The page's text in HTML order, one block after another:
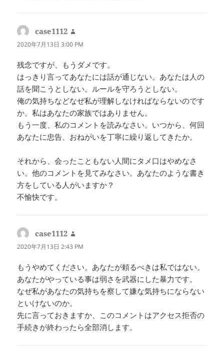
case1112
り:
2020年7月13日 3:00 PM
残念ですが、もうダメです。
はっきり言ってあなたには話が通じない。あなたは人の
話を聞こうとしない。ルールを守ろうとしない。
俺の気持ちなどなぜ私が理解しなければならないのです
か。私はあなたの家族ではありません。
もう一度、私のコメントを読みなさい。いつから、何回
あなたに忠告、おねがいを丁寧に繰り返してきたか。
それから、会ったこともない人間にタメ口はやめなさ
い。他のコメントを見てみなさい。あなたのような書き
方をしている人がいますか？
不愉快です。
case1112
り:
2020年7月13日 2:43 PM
もうやめてください。あなたが頼るべきは私ではない。
あなたがやっている事は弱さを武器にした暴力です。
なぜ私があなたの気持ちを察して嫌な気持ちにならない
といけないのか。
先に言っておきますか、このコメントはアクセス拒否の
手続きが終わったら全部消します。